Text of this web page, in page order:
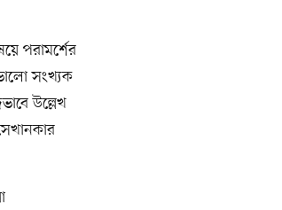
পরামর্শের
সংখ্যক
উল্লেখ